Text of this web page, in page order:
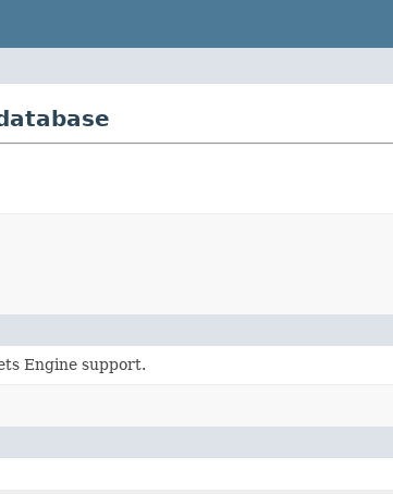
Engine support.